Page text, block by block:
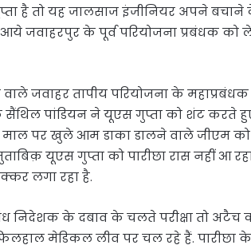
है तो यह जालसाज इंजीनियर अपने बचाने
जवाहरपुर के पूर्व परियोजना प्रबंधक
जवाहर तापीय परियोजना के
पांडियन ने यूएस गुप्ता को शंट करते हुए
माल पर खुले आम डाका डालने वाले जीएम
यूएस गुप्ता को पारीछा रास नहीं आ
लगा रहा है.
निदेशक के दबाव के चलते परीक्षा तो
मेडिकल लीव पर चल रहे हैं. पारीछा